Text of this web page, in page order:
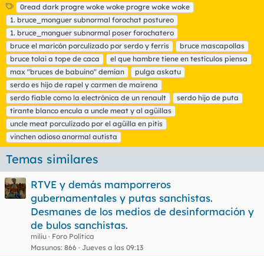
E
t
i
q
u
e
t
a
s
0read dark progre woke woke progre woke woke
1. bruce_monguer subnormal forochat postureo
1. bruce_monguer subnormal poser forochatero
bruce el maricón porculizado por serdo y ferris
bruce mascapollas
bruce tolai a tope de caca
el que hambre tiene en testículos piensa
max "bruces de babuino" demian
pulga askatu
serdo es hijo de rapel y carmen de mairena
serdo fiable como la electrónica de un renault
serdo hijo de puta
tirante blanco encula a uncle meat y al agüillas
uncle meat porculizado por el agüilla en pitis
vinchen odioso anormal autista
Temas similares
RTVE y demás mamporreros
gubernamentales y putas sanchistas.
Desmanes de los medios de desinformación y
de bulos sanchistas.
miliu
Foro Política
Masunos 866 Jueves a las 09:13